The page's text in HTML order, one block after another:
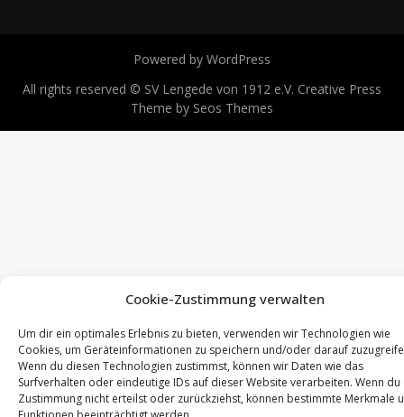
Cookie-Zustimmung verwalten
Um dir ein optimales Erlebnis zu bieten, verwenden wir Technologien wie
Cookies, um Geräteinformationen zu speichern und/oder darauf
Wenn du diesen Technologien zustimmst, können wir Daten wie das
Surfverhalten oder eindeutige IDs auf dieser Website verarbeiten. Wenn du
Zustimmung nicht erteilst oder zurückziehst, können bestimmte Merkmale
Powered by WordPress
All rights reserved © SV Lengede von 1912 e.V. Creative Press
Theme by Seos Themes